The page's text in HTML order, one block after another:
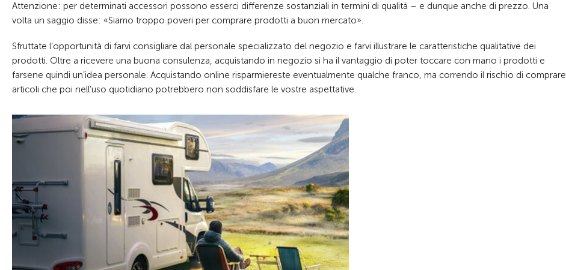
Attenzione: per determinati accessori possono esserci differenze sostanziali in termini di qualità – e dunque anche di prezzo. Una
volta un saggio disse: «Siamo troppo poveri per comprare prodotti a buon mercato».
Sfruttate l’opportunità di farvi consigliare dal personale specializzato del negozio e farvi illustrare le caratteristiche qualitative dei
prodotti. Oltre a ricevere una buona consulenza, acquistando in negozio si ha il vantaggio di poter toccare con mano i prodotti e
farsene quindi un’idea personale. Acquistando online risparmiereste eventualmente qualche franco, ma correndo il rischio di comprare
articoli che poi nell’uso quotidiano potrebbero non soddisfare le vostre aspettative.